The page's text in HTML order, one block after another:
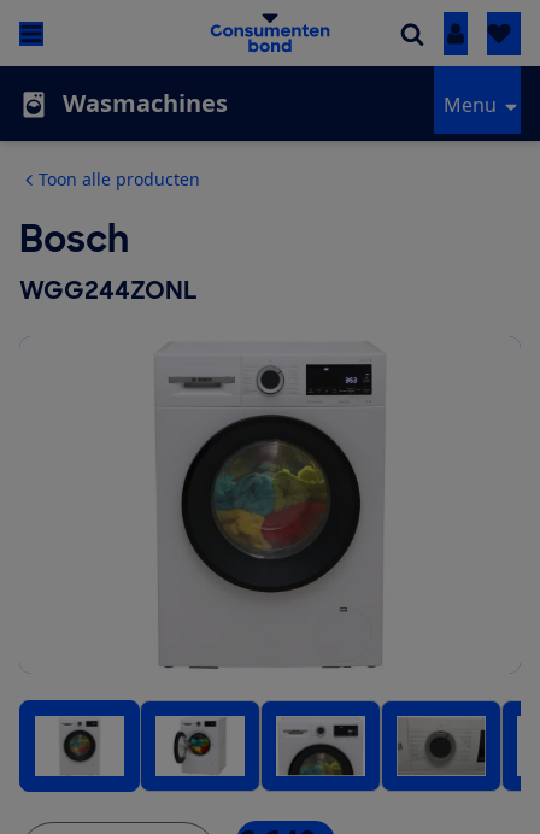
Inloggen
Wasmachines Menu
Toon alle producten
Bosch
WGG244ZONL